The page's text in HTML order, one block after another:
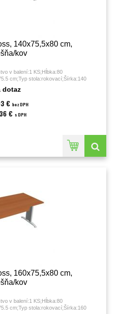
140x75,5x80 cm,
kov
v balení:1 KS;Hĺbka:80
cm;Typ stola:rokovací;Šírka:140
dotaz
€ bez DPH
€ s DPH
160x75,5x80 cm,
kov
v balení:1 KS;Hĺbka:80
cm;Typ stola:rokovací;Šírka:160